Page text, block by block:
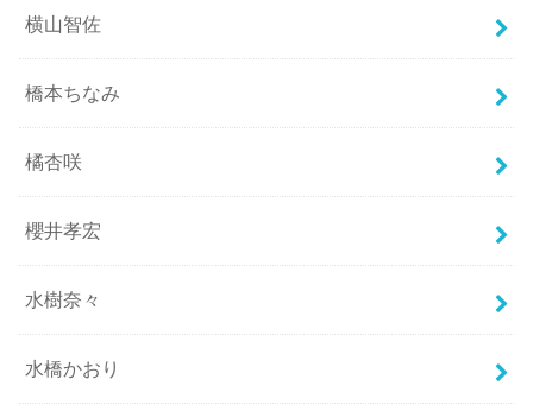
横山智佐
橋本ちなみ
橘杏咲
櫻井孝宏
水樹奈々
水橋かおり